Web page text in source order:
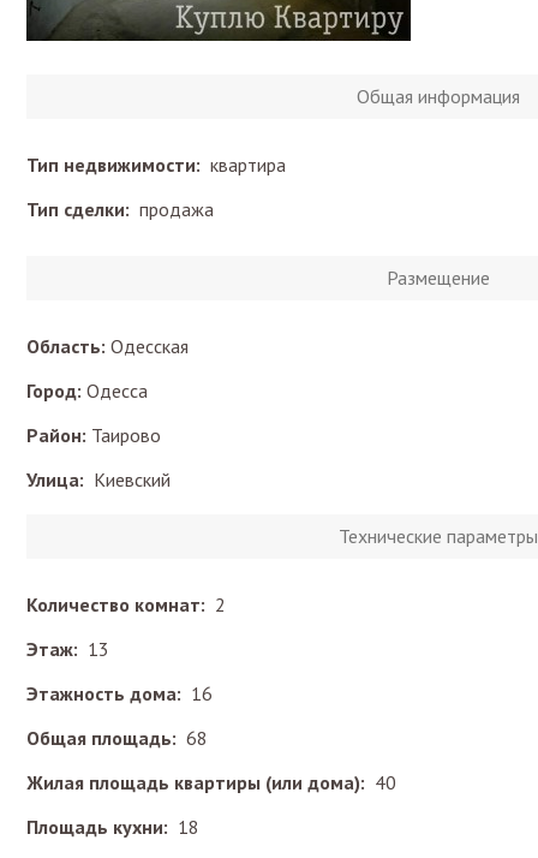
Общая информация
Тип недвижимости: квартира
Тип сделки: продажа
Размещение
Область: Одесская
Город: Одесса
Район: Таирово
Улица: Киевский
Технические параметры
Количество комнат: 2
Этаж: 13
Этажность дома: 16
Общая площадь: 68
Жилая площадь квартиры (или дома): 40
Площадь кухни: 18